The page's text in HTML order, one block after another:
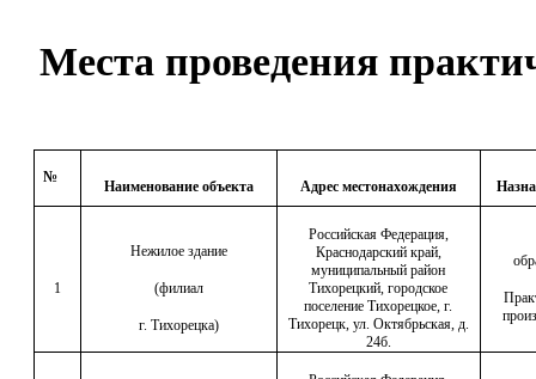
Места проведения
№
Наименование объекта Адрес местонахождения
1
Нежилое здание
(филиал
г. Тихорецка)
Российская Федерация,
Краснодарский край,
муниципальный район
Тихорецкий, городское
поселение Тихорецкое, г.
Тихорецк, ул. Октябрьская, д.
24б.